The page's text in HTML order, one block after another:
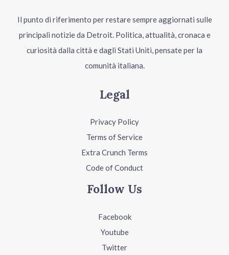
Il punto di riferimento per restare sempre aggiornati sulle
principali notizie da Detroit. Politica, attualità, cronaca e
curiosità dalla città e dagli Stati Uniti, pensate per la
comunità italiana.
Legal
Privacy Policy
Terms of Service
Extra Crunch Terms
Code of Conduct
Follow Us
Facebook
Youtube
Twitter